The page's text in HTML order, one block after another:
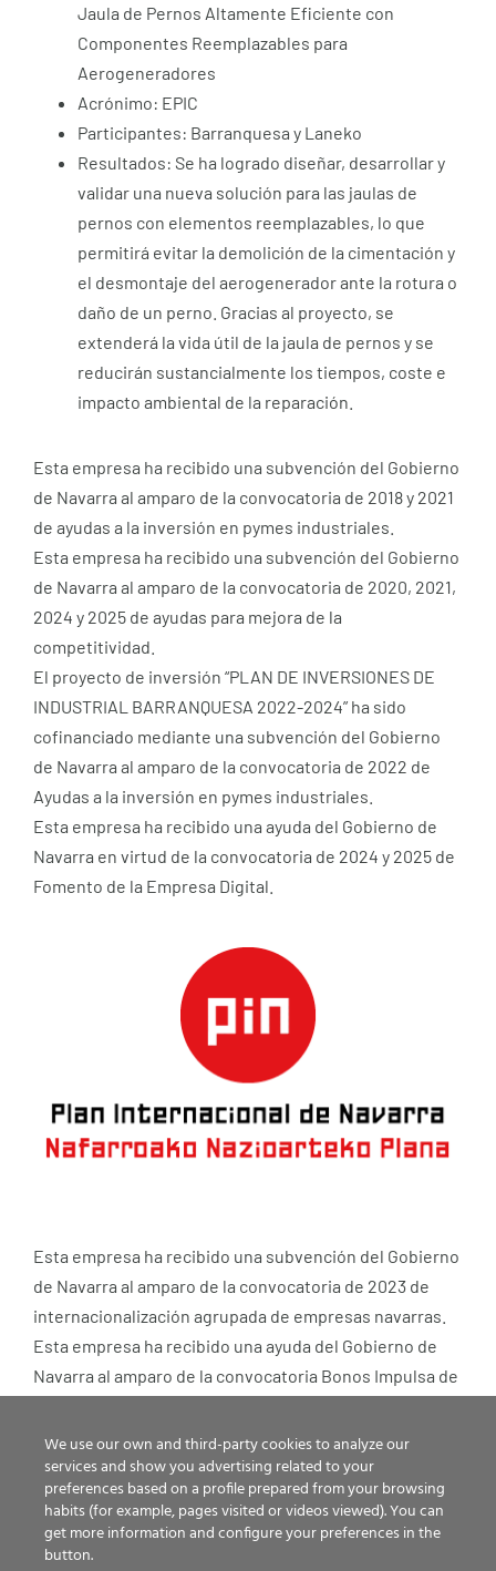
Jaula de Pernos Altamente Eficiente con
Componentes Reemplazables para
Aerogeneradores
Acrónimo: EPIC
Participantes: Barranquesa y Laneko
Resultados: Se ha logrado diseñar, desarrollar y
validar una nueva solución para las jaulas de
pernos con elementos reemplazables, lo que
permitirá evitar la demolición de la cimentación y
el desmontaje del aerogenerador ante la rotura o
daño de un perno. Gracias al proyecto, se
extenderá la vida útil de la jaula de pernos y se
reducirán sustancialmente los tiempos, coste e
impacto ambiental de la reparación.
Esta empresa ha recibido una subvención del Gobierno
de Navarra al amparo de la convocatoria de 2018 y 2021
de ayudas a la inversión en pymes industriales.
Esta empresa ha recibido una subvención del Gobierno
de Navarra al amparo de la convocatoria de 2020, 2021,
2024 y 2025 de ayudas para mejora de la
competitividad.
El proyecto de inversión “PLAN DE INVERSIONES DE
INDUSTRIAL BARRANQUESA 2022-2024” ha sido
cofinanciado mediante una subvención del Gobierno
de Navarra al amparo de la convocatoria de 2022 de
Ayudas a la inversión en pymes industriales.
Esta empresa ha recibido una ayuda del Gobierno de
Navarra en virtud de la convocatoria de 2024 y 2025 de
Fomento de la Empresa Digital.
Esta empresa ha recibido una subvención del Gobierno
de Navarra al amparo de la convocatoria de 2023 de
internacionalización agrupada de empresas navarras.
Esta empresa ha recibido una ayuda del Gobierno de
Navarra al amparo de la convocatoria Bonos Impulsa de
We use our own and third-party cookies to analyze our
services and show you advertising related to your
preferences based on a profile prepared from your browsing
habits (for example, pages visited or videos viewed). You can
get more information and configure your preferences in the
button.